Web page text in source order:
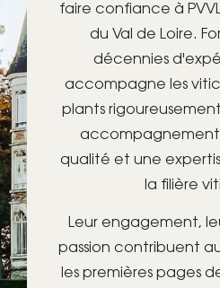
faire confiance à
du Val de Loire.
décennies
accompagne les
plants
qualité et une
la filière
Leur engagement,
passion contribuent
les premières pages